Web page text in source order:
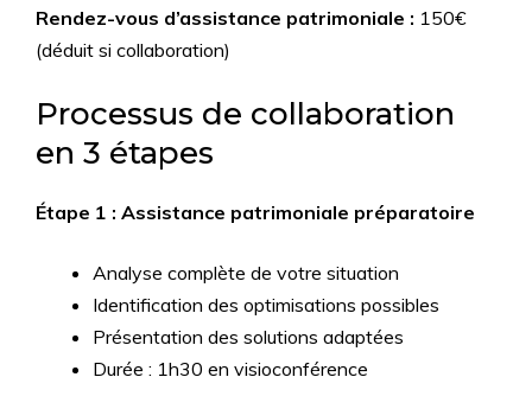
Rendez-vous d’assistance patrimoniale : 150€
(déduit si collaboration)
Processus de collaboration
en 3 étapes
Étape 1 : Assistance patrimoniale préparatoire
Analyse complète de votre situation
Identification des optimisations possibles
Présentation des solutions adaptées
Durée : 1h30 en visioconférence